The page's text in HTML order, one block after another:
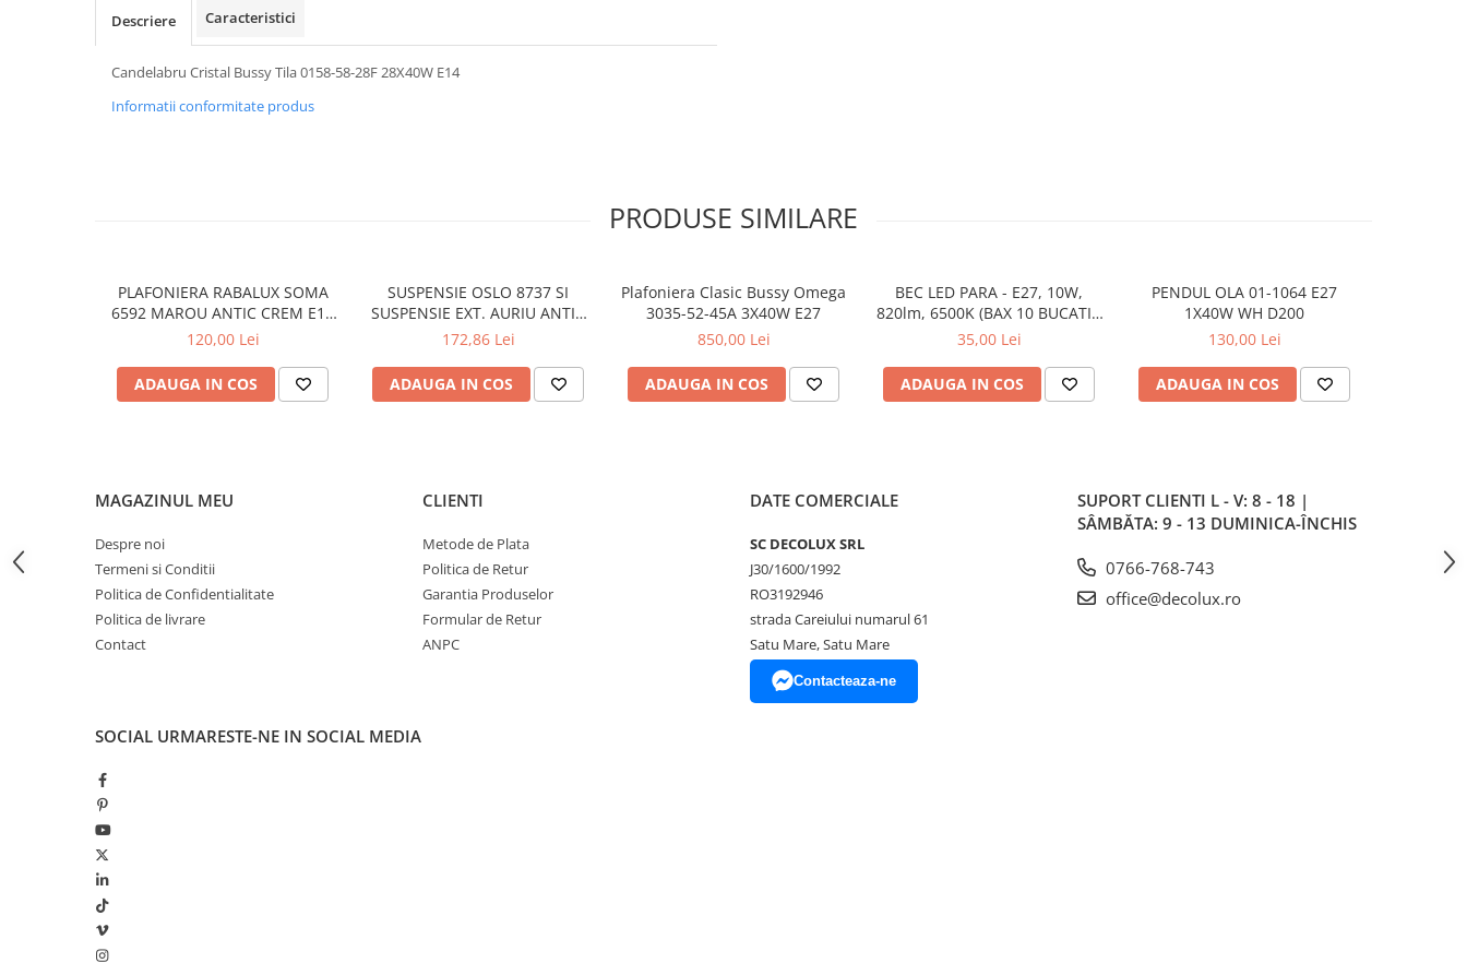
PLAFONIERE COPII
SPOTURI APLICATE
PLAFONIERE & PENDULE DE
STALPI EXTERIOR
LAMPADARE & PENDULE DE
LAMPI SOLARE
PROIECTOARE
VEIOZE EXTERIOR
■ ILUMINAT TEHNIC
SPOTURI INCASTRATE
SPOTURI PE SINA & ACCESORII
SPOTURI APLICATE SI SUSPENSII
LAMPI EMERGENTA
BANDA LED & ACCESORII
■ ILUMINAT DECORATIV
Descriere Caracteristici
Candelabru Cristal Bussy Tila 0158-58-28F 28X40W E14
Informatii conformitate produs
PRODUSE SIMILARE
PLAFONIERA RABALUX SOMA
6592 MAROU ANTIC CREM E14
2X40W 350MM
120,00 Lei
ADAUGA IN COS
SUSPENSIE OSLO 8737 SI
SUSPENSIE EXT. AURIU ANTIC
TRANSPARENT E27 1X60W
172,86 Lei
ADAUGA IN COS
Plafoniera Clasic Bussy Omega
3035-52-45A 3X40W E27
850,00 Lei
ADAUGA IN COS
BEC LED PARA - E27, 10W,
820lm, 6500K (BAX 10 BUCATI -
35LEI)
35,00 Lei
ADAUGA IN COS
PENDUL OLA 01-1064 E27
1X40W WH D200
130,00 Lei
ADAUGA IN COS
MAGAZINUL MEU
Despre noi
Termeni si Conditii
Politica de Confidentialitate
Politica de livrare
Contact
CLIENTI
Metode de Plata
Politica de Retur
Garantia Produselor
Formular de Retur
ANPC
DATE COMERCIALE
SC DECOLUX SRL
J30/1600/1992
RO3192946
strada Careiului numarul 61
Satu Mare, Satu Mare
Contacteaza-ne
SUPORT CLIENTI L - V: 8 - 18 |
SÂMBĂTA: 9 - 13 DUMINICA-ÎNCHIS
0766-768-743
office@decolux.ro
SOCIAL URMARESTE-NE IN SOCIAL MEDIA